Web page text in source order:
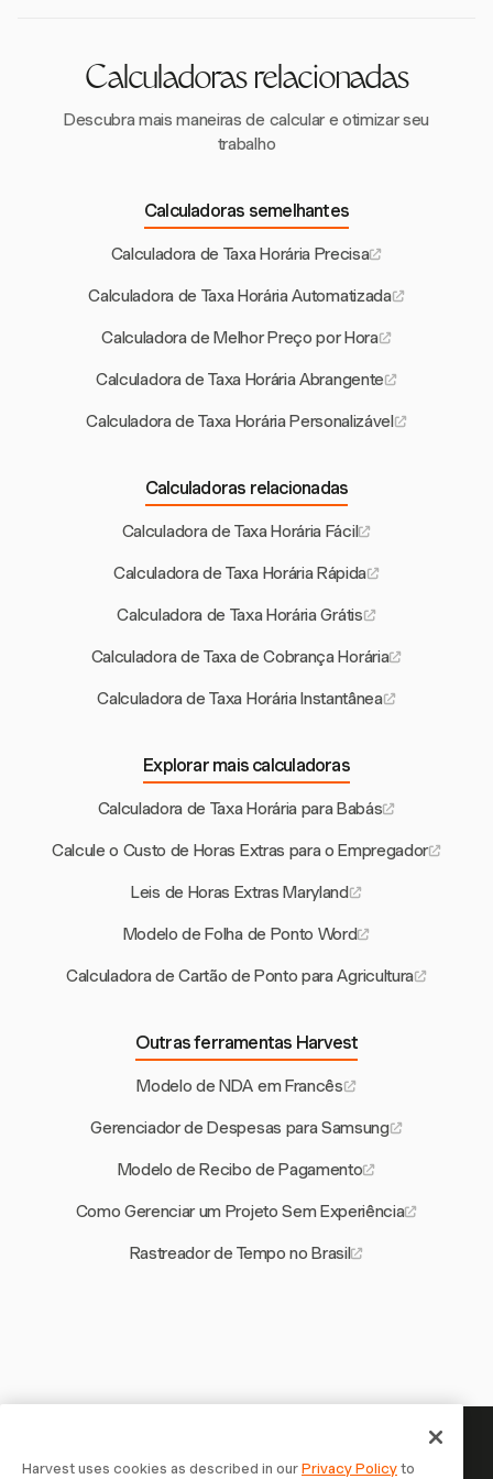
Calculadoras relacionadas
Descubra mais maneiras de calcular e otimizar seu
trabalho
Calculadoras semelhantes
Calculadora de Taxa Horária Precisa
Calculadora de Taxa Horária Automatizada
Calculadora de Melhor Preço por Hora
Calculadora de Taxa Horária Abrangente
Calculadora de Taxa Horária Personalizável
Calculadoras relacionadas
Calculadora de Taxa Horária Fácil
Calculadora de Taxa Horária Rápida
Calculadora de Taxa Horária Grátis
Calculadora de Taxa de Cobrança Horária
Calculadora de Taxa Horária Instantânea
Explorar mais calculadoras
Calculadora de Taxa Horária para Babás
Calcule o Custo de Horas Extras para o Empregador
Leis de Horas Extras Maryland
Modelo de Folha de Ponto Word
Calculadora de Cartão de Ponto para Agricultura
Outras ferramentas Harvest
Modelo de NDA em Francês
Gerenciador de Despesas para Samsung
Modelo de Recibo de Pagamento
Como Gerenciar um Projeto Sem Experiência
Rastreador de Tempo no Brasil
Seu tempo merece ser
Harvest uses cookies as described in ourPrivacy Policyto